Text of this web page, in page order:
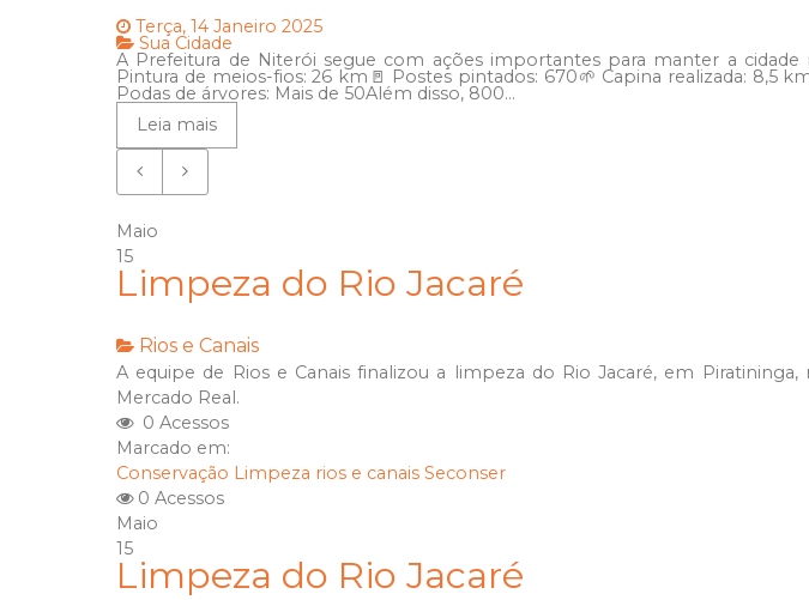
Terça, 14 Janeiro 2025
Sua Cidade
A Prefeitura de Niterói segue com ações importantes para manter a cidade
Pintura de meios-fios: 26 km🚪 Postes pintados: 670🌱 Capina realizada: 8,5
Podas de árvores: Mais de 50Além disso, 800...
Leia mais
Maio
15
Limpeza do Rio Jacaré
Rios e Canais
A equipe de Rios e Canais finalizou a limpeza do Rio Jacaré, em Piratininga,
Mercado Real.
0 Acessos
Marcado em:
Conservação Limpeza rios e canais Seconser
0 Acessos
Maio
15
Limpeza do Rio Jacaré